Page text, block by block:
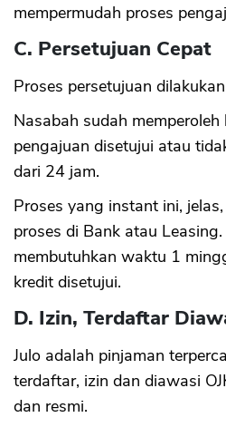
mempermudah proses
C. Persetujuan Cepat
Proses persetujuan
Nasabah sudah
pengajuan disetujui atau
dari 24 jam.
Proses yang instant ini,
proses di Bank atau
membutuhkan waktu 1
kredit disetujui.
D. Izin, Terdaftar
Julo adalah pinjaman
terdaftar, izin dan diawasi
dan resmi.